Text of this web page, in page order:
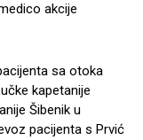
akcije
sa otoka
kapetanije
Šibenik u
pacijenta s Prvić